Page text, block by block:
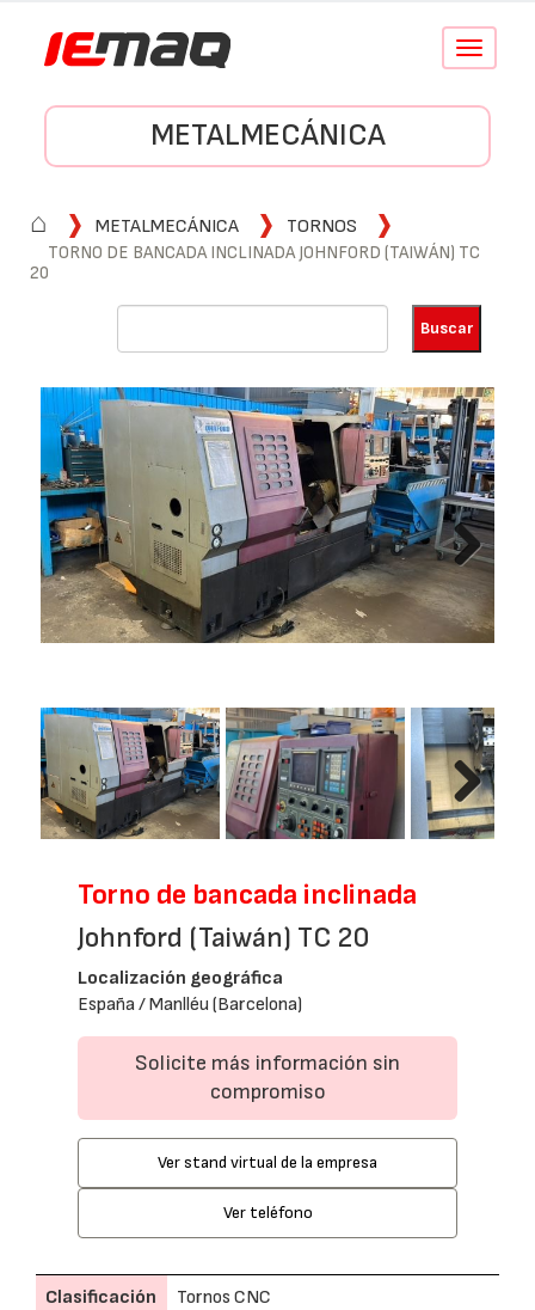
Conmutar
METALMECÁNICA
⌂ METALMECÁNICA
TORNOS
TORNO DE BANCADA INCLINADA JOHNFORD (TAIWÁN) TC
20
Next
Next
Torno de bancada inclinada
Johnford (Taiwán) TC 20
Localización geográfica
España / Manlléu (Barcelona)
Solicite más información sin
compromiso
Ver stand virtual de la empresa
Ver teléfono
Clasificación Tornos CNC